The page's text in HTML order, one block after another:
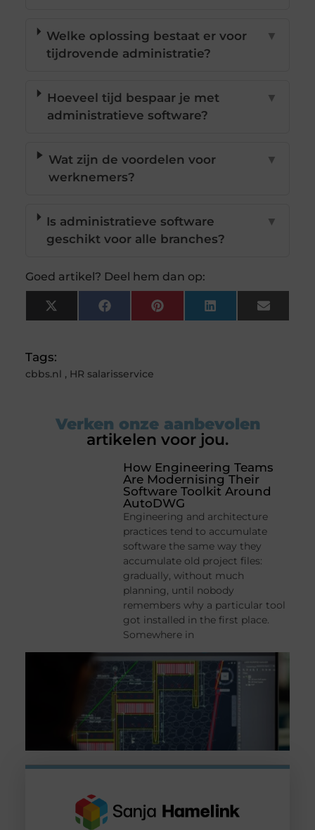
Welke oplossing bestaat er voor
tijdrovende administratie?
▼
Hoeveel tijd bespaar je met
administratieve software?
▼
Wat zijn de voordelen voor
werknemers?
▼
Is administratieve software
geschikt voor alle branches?
▼
Goed artikel? Deel hem dan op:
X
(Twitter)
FacebookPinterestLinkedInEmail
Tags:
cbbs.nl , HR salarisservice
Verken onze aanbevolen
artikelen voor jou.
How Engineering Teams
Are Modernising Their
Software Toolkit Around
AutoDWG
Engineering and architecture
practices tend to accumulate
software the same way they
accumulate old project files:
gradually, without much
planning, until nobody
remembers why a particular tool
got installed in the first place.
Somewhere in